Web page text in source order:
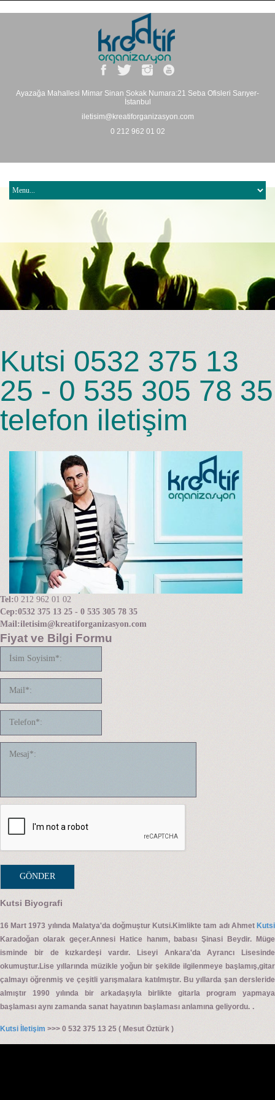
Ayazağa Mahallesi Mimar Sinan Sokak Numara:21 Seba Ofisleri Sarıyer-
İstanbul
iletisim@kreatiforganizasyon.com
0 212 962 01 02
Kutsi 0532 375 13
25 - 0 535 305 78 35
telefon iletişim
Tel:0 212 962 01 02
Cep:0532 375 13 25 - 0 535 305 78 35
Mail:iletisim@kreatiforganizasyon.com
Fiyat ve Bilgi Formu
Kutsi Biyografi
16 Mart 1973 yılında Malatya'da doğmuştur Kutsi.Kimlikte tam adı Ahmet Kutsi
Karadoğan olarak geçer.Annesi Hatice hanım, babası Şinasi Beydir. Müge
isminde bir de kızkardeşi vardır. Liseyi Ankara'da Ayrancı Lisesinde
okumuştur.Lise yıllarında müzikle yoğun bir şekilde ilgilenmeye başlamış,gitar
çalmayı öğrenmiş ve çeşitli yarışmalara katılmıştır. Bu yıllarda şan dersleride
almıştır 1990 yılında bir arkadaşıyla birlikte gitarla program yapmaya
başlaması aynı zamanda sanat hayatının başlaması anlamına geliyordu. .
Kutsi İletişim >>> 0 532 375 13 25 ( Mesut Öztürk )